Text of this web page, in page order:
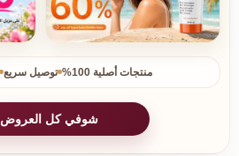
منتجات أصلية 100% توصيل سريع
شوفي كل العروض